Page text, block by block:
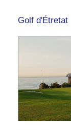
Golf d'Étretat